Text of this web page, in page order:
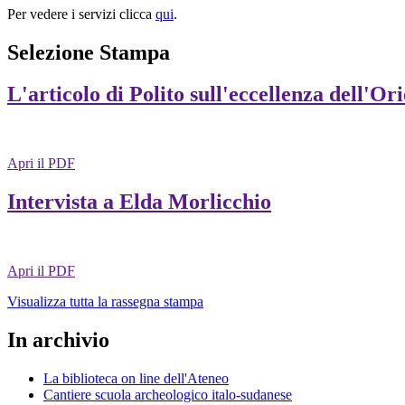
Per vedere i servizi clicca qui.
Selezione Stampa
L'articolo di Polito sull'eccellenza
Apri il PDF
Intervista a Elda Morlicchio
Apri il PDF
Visualizza tutta la rassegna stampa
In archivio
La biblioteca on line dell'Ateneo
Cantiere scuola archeologico italo-sudanese